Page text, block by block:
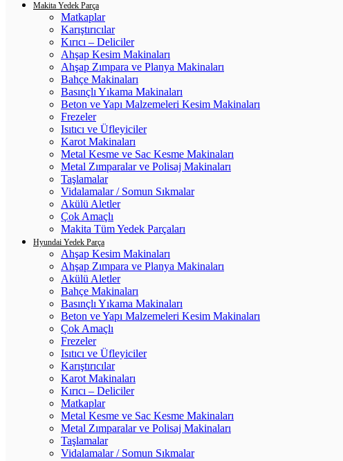
Makita Yedek Parça
Matkaplar
Karıştırıcılar
Kırıcı – Deliciler
Ahşap Kesim Makinaları
Ahşap Zımpara ve Planya Makinaları
Bahçe Makinaları
Basınçlı Yıkama Makinaları
Beton ve Yapı Malzemeleri Kesim Makinaları
Frezeler
Isıtıcı ve Üfleyiciler
Karot Makinaları
Metal Kesme ve Sac Kesme Makinaları
Metal Zımparalar ve Polisaj Makinaları
Taşlamalar
Vidalamalar / Somun Sıkmalar
Akülü Aletler
Çok Amaçlı
Makita Tüm Yedek Parçaları
Hyundai Yedek Parça
Ahşap Kesim Makinaları
Ahşap Zımpara ve Planya Makinaları
Akülü Aletler
Bahçe Makinaları
Basınçlı Yıkama Makinaları
Beton ve Yapı Malzemeleri Kesim Makinaları
Çok Amaçlı
Frezeler
Isıtıcı ve Üfleyiciler
Karıştırıcılar
Karot Makinaları
Kırıcı – Deliciler
Matkaplar
Metal Kesme ve Sac Kesme Makinaları
Metal Zımparalar ve Polisaj Makinaları
Taşlamalar
Vidalamalar / Somun Sıkmalar